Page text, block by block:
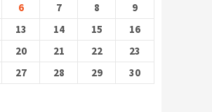
6 7 8
9
13 14 15
16
20 21 22
23
27 28 29
30